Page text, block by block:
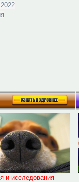
и исследования